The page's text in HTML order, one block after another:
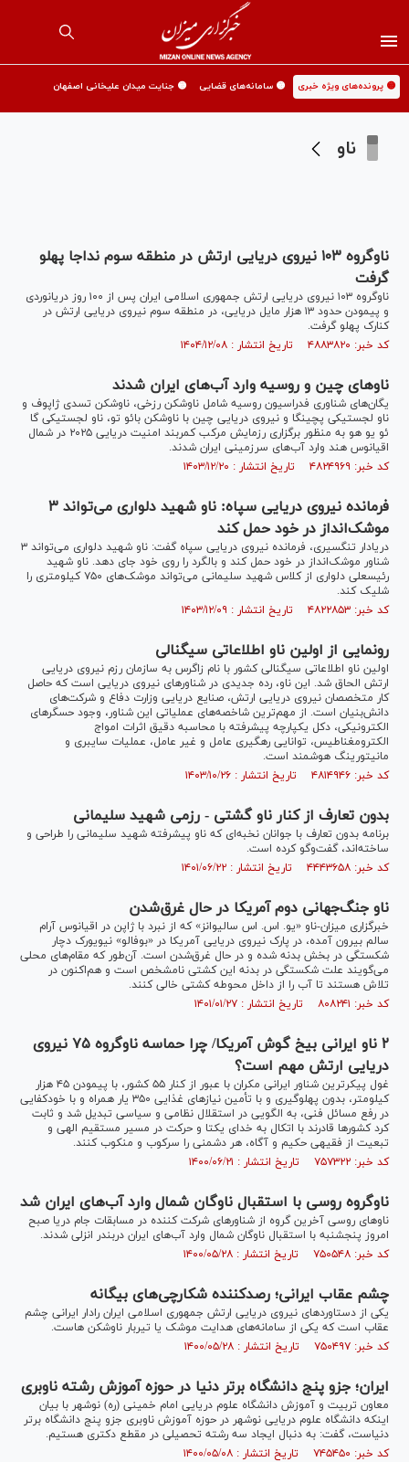
🟡 پرونده‌های ویژه خبری 🟡 سامانه‌های قضایی 🟡 جنایت میدان علیخانی اصفهان
ناو
ناوگروه ۱۰۳ نیروی دریایی ارتش در منطقه سوم نداجا پهلو
گرفت
ناوگروه ۱۰۳ نیروی دریایی ارتش جمهوری اسلامی ایران پس از ۱۰۰ روز دریانوردی
و پیمودن حدود ۱۳ هزار مایل دریایی، در منطقه سوم نیروی دریایی ارتش در
کنارک پهلو گرفت.
کد خبر: ۴۸۸۳۸۲۰ تاریخ انتشار : ۱۴۰۴/۱۲/۰۸
ناو‌های چین و روسیه وارد آب‌های ایران شدند
یگان‌های شناوری فدراسیون روسیه شامل ناوشکن رزخی، ناوشکن تسدی ژاپوف و
ناو لجستیکی پچینگا و نیروی دریایی چین با ناوشکن بائو تو، ناو لجستیکی گا
ئو یو هو به منظور برگزاری رزمایش مرکب کمربند امنیت دریایی ۲۰۲۵ در شمال
اقیانوس هند وارد آب‌های سرزمینی ایران شدند.
کد خبر: ۴۸۲۴۹۶۹ تاریخ انتشار : ۱۴۰۳/۱۲/۲۰
فرمانده نیروی دریایی سپاه: ناو شهید دلواری می‌تواند ۳
موشک‌انداز در خود حمل کند
دریادار تنگسیری، فرمانده نیروی دریایی سپاه گفت: ناو شهید دلواری می‌تواند ۳
شناور موشک‌انداز در خود حمل کند و بالگرد را روی خود جای دهد. ناو شهید
رئیسعلی دلواری از کلاس شهید سلیمانی می‌تواند موشک‌های ۷۵۰ کیلومتری را
شلیک کند.
کد خبر: ۴۸۲۲۸۵۳ تاریخ انتشار : ۱۴۰۳/۱۲/۰۹
رونمایی از اولین ناو اطلاعاتی سیگنالی
اولین ناو اطلاعاتی سیگنالی کشور با نام زاگرس به سازمان رزم نیروی دریایی
ارتش الحاق شد. این ناو، رده جدیدی در شناور‌های نیروی دریایی است که حاصل
کار متخصصان نیروی دریایی ارتش، صنایع دریایی وزارت دفاع و شرکت‌های
دانش‌بنیان است. از مهم‌ترین شاخصه‌های عملیاتی این شناور، وجود حسگر‌های
الکترونیکی، دکل یکپارچه پیشرفته با محاسبه دقیق اثرات امواج
الکترومغناطیس، توانایی رهگیری عامل و غیر عامل، عملیات سایبری و
مانیتورینگ هوشمند است.
کد خبر: ۴۸۱۴۹۴۶ تاریخ انتشار : ۱۴۰۳/۱۰/۲۶
بدون تعارف از کنار ناو گشتی - رزمی شهید سلیمانی
برنامه بدون تعارف با جوانان نخبه‌ای که ناو پیشرفته شهید سلیمانی را طراحی و
ساخته‌اند، گفت‌وگو کرده است.
کد خبر: ۴۴۴۳۶۵۸ تاریخ انتشار : ۱۴۰۱/۰۶/۲۲
ناو جنگ‌جهانی دوم آمریکا در حال غرق‌شدن
خبرگزاری میزان-ناو «یو. اس. اس سالیوانز» که از نبرد با ژاپن در اقیانوس آرام
سالم بیرون آمده، در پارک نیروی دریایی آمریکا در «بوفالو» نیویورک دچار
شکستگی در بخش بدنه شده و در حال غرق‌شدن است. آن‌طور که مقام‌های محلی
می‌گویند علت شکستگی در بدنه این کشتی نامشخص است و هم‌اکنون در
تلاش هستند تا آب را از داخل محوطه کشتی خالی کنند.
کد خبر: ۸۰۸۲۴۱ تاریخ انتشار : ۱۴۰۱/۰۱/۲۷
۲ ناو ایرانی بیخ گوش آمریکا/ چرا حماسه ناوگروه ۷۵ نیروی
دریایی ارتش مهم است؟
غول پیکرترین شناور ایرانی مکران با عبور از کنار ۵۵ کشور، با پیمودن ۴۵ هزار
کیلومتر، بدون پهلوگیری و با تأمین نیازهای غذایی ۳۵۰ یار همراه و با خودکفایی
در رفع مسائل فنی، به الگویی در استقلال نظامی و سیاسی تبدیل شد و ثابت
کرد کشورها قادرند با اتکال به خدای یکتا و حرکت در مسیر مستقیم الهی و
تبعیت از فقیهی حکیم و آگاه، هر دشمنی را سرکوب و منکوب کنند.
کد خبر: ۷۵۷۳۲۲ تاریخ انتشار : ۱۴۰۰/۰۶/۲۱
ناوگروه روسی با استقبال ناوگان شمال وارد آب‌های ایران شد
ناو‌های روسی آخرین گروه از شناور‌های شرکت کننده در مسابقات جام دریا صبح
امروز پنجشنبه با استقبال ناوگان شمال وارد آب‌های ایران دربندر انزلی شدند.
کد خبر: ۷۵۰۵۴۸ تاریخ انتشار : ۱۴۰۰/۰۵/۲۸
چشم عقاب ایرانی؛ رصدکننده شکارچی‌های بیگانه
یکی از دستاورد‌های نیروی دریایی ارتش جمهوری اسلامی ایران رادار ایرانی چشم
عقاب است که یکی از سامانه‌های هدایت موشک یا تیربار ناوشکن هاست.
کد خبر: ۷۵۰۴۹۷ تاریخ انتشار : ۱۴۰۰/۰۵/۲۸
ایران؛ جزو پنج دانشگاه برتر دنیا در حوزه آموزش رشته ناوبری
معاون تربیت و آموزش دانشگاه علوم دریایی امام خمینی (ره) نوشهر با بیان
اینکه دانشگاه علوم دریایی نوشهر در حوزه آموزش ناوبری جزو پنج دانشگاه برتر
دنیاست، گفت: به دنبال ایجاد سه رشته تحصیلی در مقطع دکتری هستیم.
کد خبر: ۷۴۵۴۵۰ تاریخ انتشار : ۱۴۰۰/۰۵/۰۸